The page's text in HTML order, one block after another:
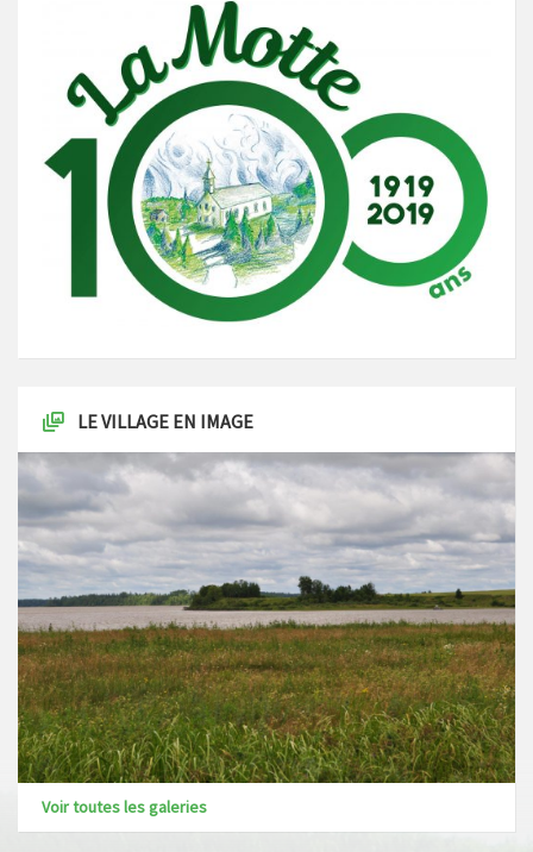
LE VILLAGE EN IMAGE
Voir toutes les galeries